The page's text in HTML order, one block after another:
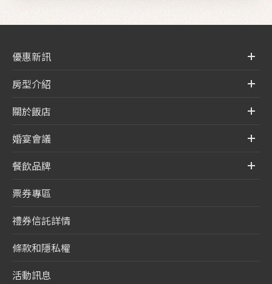
優惠新訊
房型介紹
關於飯店
婚宴會議
餐飲品牌
票券專區
禮券信託詳情
條款和隱私權
活動訊息